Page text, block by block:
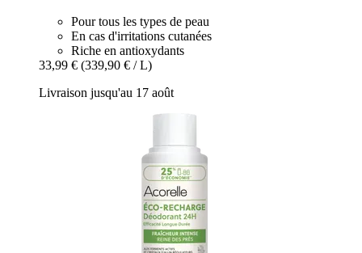
Pour tous les types de peau
En cas d'irritations cutanées
Riche en antioxydants
33,99 € (339,90 € / L)
Livraison jusqu'au 17 août